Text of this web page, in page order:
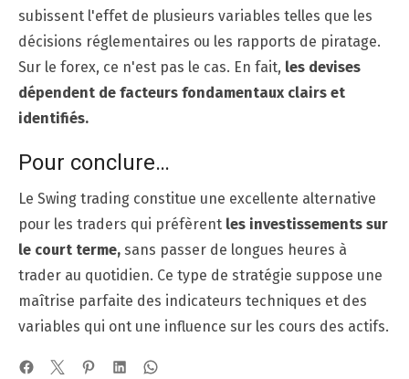
subissent l'effet de plusieurs variables telles que les
décisions réglementaires ou les rapports de piratage.
Sur le forex, ce n'est pas le cas. En fait, les devises
dépendent de facteurs fondamentaux clairs et
identifiés.
Pour conclure…
Le Swing trading constitue une excellente alternative
pour les traders qui préfèrent les investissements sur
le court terme, sans passer de longues heures à
trader au quotidien. Ce type de stratégie suppose une
maîtrise parfaite des indicateurs techniques et des
variables qui ont une influence sur les cours des actifs.